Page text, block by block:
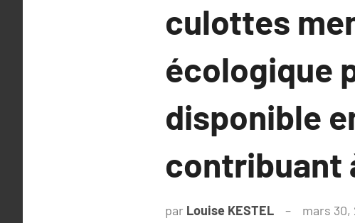
culottes
écologique
disponible
contribuant
par Louise KESTEL mars 30,